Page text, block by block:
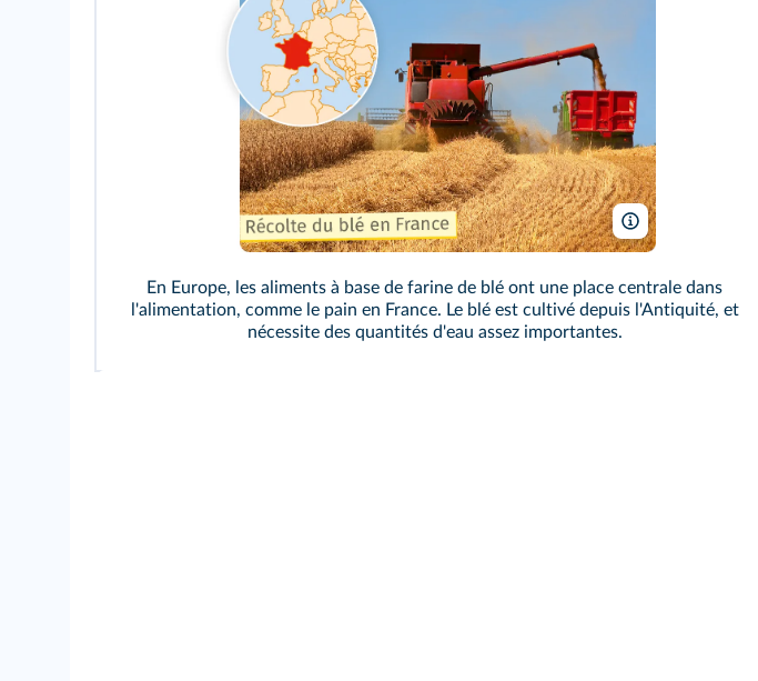
Thierry Ryo /
En Europe, les aliments à base de farine de blé ont une place centrale dans
l'alimentation, comme le pain en France. Le blé est cultivé depuis l'Antiquité, et
nécessite des quantités d'eau assez importantes.